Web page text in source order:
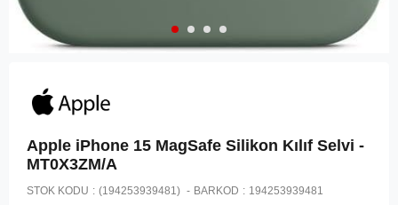
Apple iPhone 15 MagSafe Silikon Kılıf Selvi -
MT0X3ZM/A
STOK KODU (194253939481) BARKOD : 194253939481